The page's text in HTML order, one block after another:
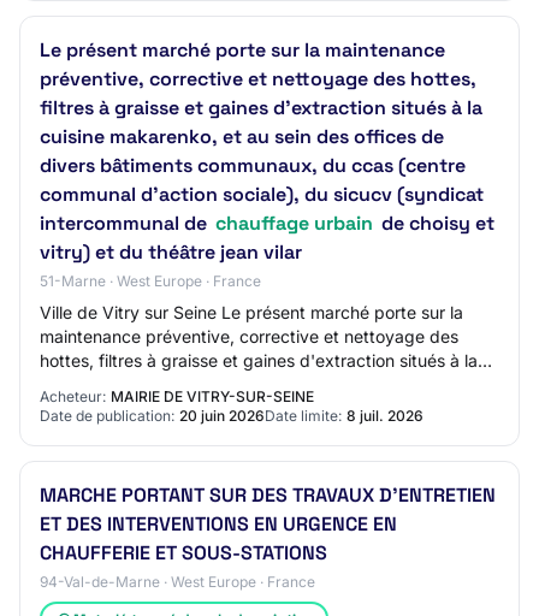
Le présent marché porte sur la maintenance
préventive, corrective et nettoyage des hottes,
filtres à graisse et gaines d'extraction situés à la
cuisine makarenko, et au sein des offices de
divers bâtiments communaux, du ccas (centre
communal d'action sociale), du sicucv (syndicat
intercommunal de chauffage urbain de choisy et
vitry) et du théâtre jean vilar
51-Marne · West Europe · France
Ville de Vitry sur Seine Le présent marché porte sur la
maintenance préventive, corrective et nettoyage des
hottes, filtres à graisse et gaines d'extraction situés à la
Acheteur: MAIRIE DE VITRY-SUR-SEINE
Date de publication: 20 juin 2026Date limite: 8 juil. 2026
MARCHE PORTANT SUR DES TRAVAUX D'ENTRETIEN
ET DES INTERVENTIONS EN URGENCE EN
CHAUFFERIE ET SOUS-STATIONS
94-Val-de-Marne · West Europe · France